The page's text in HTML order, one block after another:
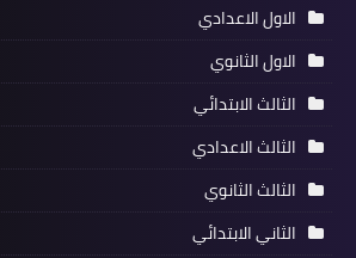
الاول الاعدادي
الاول الثانوي
الثالث الابتدائي
الثالث الاعدادي
الثالث الثانوي
الثاني الابتدائي